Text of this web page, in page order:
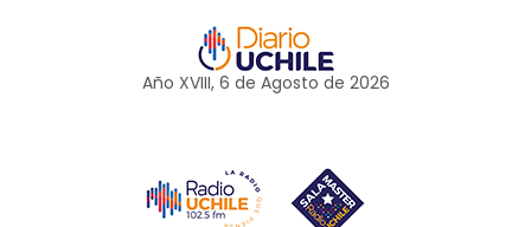
Año XVIII, 6 de Agosto de 2026